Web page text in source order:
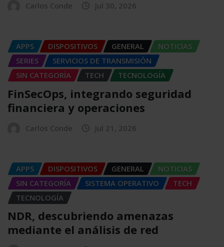
Carlos Conde Jul 30, 2026
APPS DISPOSITIVOS GENERAL
NOTICIAS
SERIES
SERVICIOS DE TRANSMISIÓN
SIN CATEGORÍA
TECH TECNOLOGÍA
FinSecOps, integrando seguridad
financiera y operaciones
Carlos Conde Jul 21, 2026
APPS DISPOSITIVOS GENERAL
NOTICIAS
SIN CATEGORÍA
SISTEMA OPERATIVO
TECH
TECNOLOGÍA
NDR, descubriendo amenazas
mediante el análisis de red